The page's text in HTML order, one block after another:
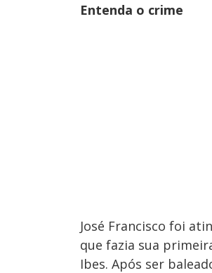
Entenda o crime
José Francisco foi
que fazia sua
Ibes. Após ser